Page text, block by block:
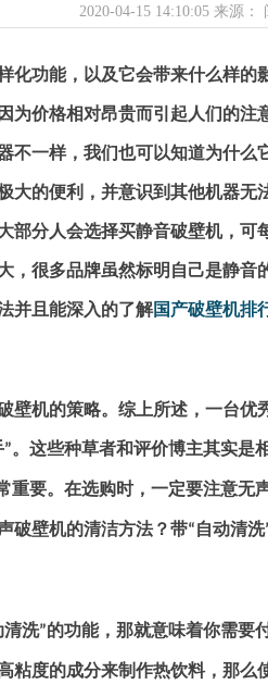
2020-04-15 14:10:05 来源：
化功能，以及它会带来什么样的
为价格相对昂贵而引起人们的注
不一样，我们也可以知道为什么
大的便利，并意识到其他机器无
部分人会选择买静音破壁机，可
，很多品牌虽然标明自己是静音
并且能深入的了解国产破壁机排
壁机的策略。综上所述，一台优
”。这些种草者和评价博主其实是
重要。在选购时，一定要注意无
破壁机的清洁方法？带“自动清洗
清洗”的功能，那就意味着你需要
粘度的成分来制作热饮料，那么